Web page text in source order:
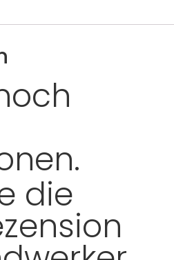
die